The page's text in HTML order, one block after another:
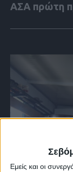
Εμείς και οι
ΑΣΑ πρώτη